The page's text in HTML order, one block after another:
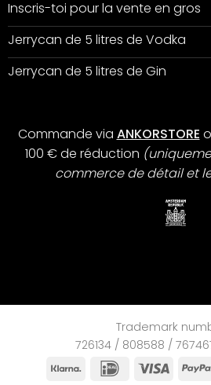
Inscris-toi pour la vente en gros
Jerrycan de 5 litres de Vodka
Jerrycan de 5 litres de Gin
Commande via ANKORSTORE
100 € de réduction
commerce de détail et
Trademark
726134 / 808588 /
Klarna
IDeal Visa